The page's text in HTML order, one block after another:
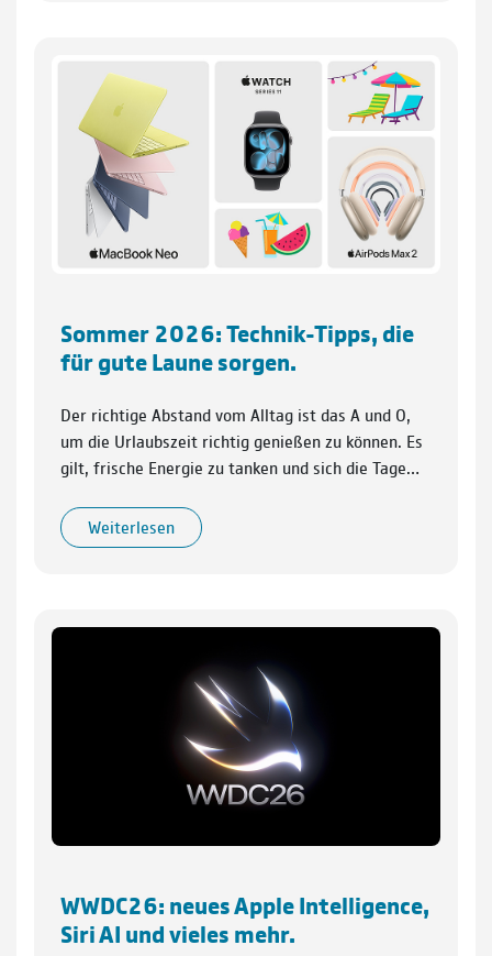
Sommer 2026: Technik-Tipps, die
für gute Laune sorgen.
Der richtige Abstand vom Alltag ist das A und O,
um die Urlaubszeit richtig genießen zu können. Es
gilt, frische Energie zu tanken und sich die Tage…
Weiterlesen
WWDC26: neues Apple Intelligence,
Siri AI und vieles mehr.